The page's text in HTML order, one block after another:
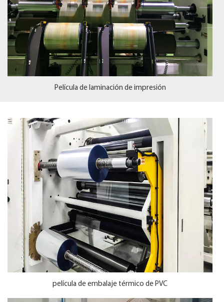
Película de laminación de impresión
película de embalaje térmico de PVC